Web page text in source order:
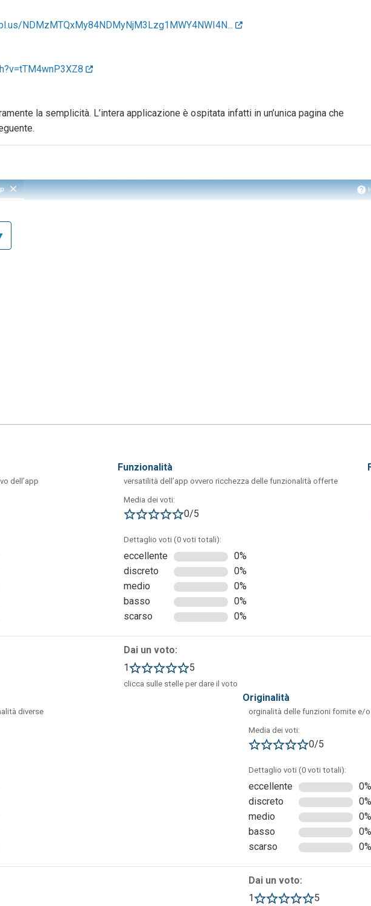
NDMzMTQxMy84NDMyNjM3Lzg1MWY4NWI4N...
la semplicità. L’intera applicazione è ospitata infatti in un’unica pagina che
dare inizio alla mappa concettuale dando vita a nodi figli (premendo Ctrl+Enter)
Tab) collegandoli come desiderato. Come si può vedere nella figura seguente,
un quadro nel quale è possibile definire e modificare a proprio piacimento i vari nodi.
di memorizzare i propri lavori fino a un massimo di 3 (se si utilizza la funzione
Maps”.
dell’app
funzionalità
versatilità dell’app ovvero ricchezza delle funzionalità offerte
Media dei voti:
0/5
Dettaglio voti (0 voti totali):
eccellente
0%
discreto
0%
medio
0%
basso
0%
scarso
0%
Dai un voto:
1
5
clicca sulle stelle per dare il voto
diverse
originalità
orginalità delle funzioni fornite e/
Media dei voti:
0/5
Dettaglio voti (0 voti totali):
eccellente
0%
discreto
0%
medio
0%
basso
0%
scarso
0%
Dai un voto:
1
5